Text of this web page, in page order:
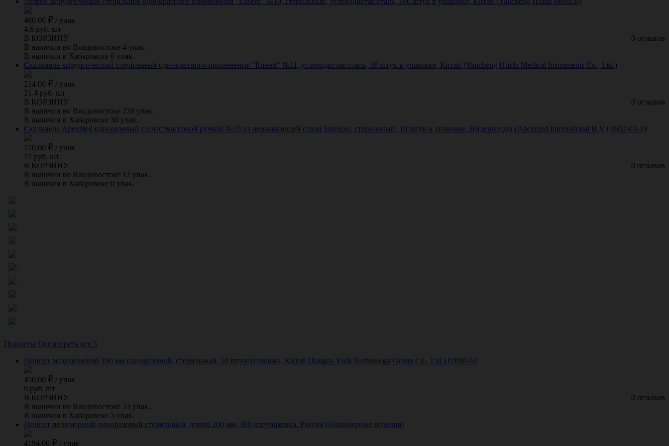
460.00 / упак
4.6 руб. шт
0 отзывов
В КОРЗИНУ
В наличии во Владивостоке 4 упак.
В наличии в Хабаровске 0 упак.
Скальпель хирургический стерильный однократного применения "Ensent" №11, углеродистая сталь, 10 штук в упаковке, Китай (Yancheng Huida Medical Instruments Co., Ltd.)
214.00 / упак
21.4 руб. шт
0 отзывов
В КОРЗИНУ
В наличии во Владивостоке 220 упак.
В наличии в Хабаровске 30 упак.
Скальпель Apexmed одноразовый с пластмассовой ручкой №19 из нержавеющей стали Steeluxe, стерильный, 10 штук в упаковке, Нидерланды (Apexmed International B.V.) 0602-03-19
720.00 / упак
72 руб. шт
0 отзывов
В КОРЗИНУ
В наличии во Владивостоке 12 упак.
В наличии в Хабаровске 0 упак.
Пинцеты Посмотреть все 3
Пинцет медицинский 190 мм одноразовый, стерильный, 50 штук/упаковка, Китай (Jiangsu Yada Technology Group Co., Ltd.) ОР00-52
450.00 / упак
9 руб. шт
0 отзывов
В КОРЗИНУ
В наличии во Владивостоке 53 упак.
В наличии в Хабаровске 3 упак.
Пинцет полимерный одноразовый стерильный, длина 200 мм, 300 шт/упаковка, Россия (Полимерные изделия)
4194.00 / упак